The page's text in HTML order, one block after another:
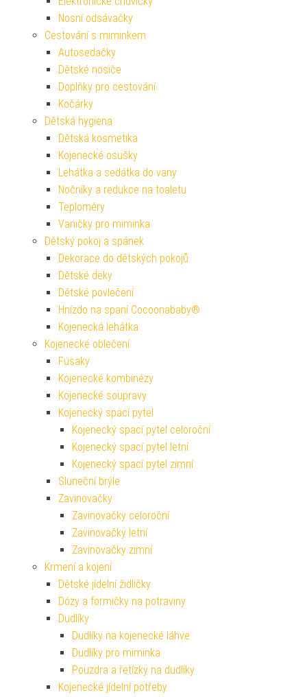
Nosní odsávačky
Cestování s miminkem
Autosedačky
Dětské nosiče
Doplňky pro cestování
Kočárky
Dětská hygiena
Dětská kosmetika
Kojenecké osušky
Lehátka a sedátka do vany
Nočníky a redukce na toaletu
Teploměry
Vaničky pro miminka
Dětský pokoj a spánek
Dekorace do dětských pokojů
Dětské deky
Dětské povlečení
Hnízdo na spaní Cocoonababy®
Kojenecká lehátka
Kojenecké oblečení
Fusaky
Kojenecké kombinézy
Kojenecké soupravy
Kojenecký spací pytel
Kojenecký spací pytel celoroční
Kojenecký spací pytel letní
Kojenecký spací pytel zimní
Sluneční brýle
Zavinovačky
Zavinovačky celoroční
Zavinovačky letní
Zavinovačky zimní
Krmení a kojení
Dětské jídelní židličky
Dózy a formičky na potraviny
Dudlíky
Dudlíky na kojenecké láhve
Dudlíky pro miminka
Pouzdra a řetízky na dudlíky
Kojenecké jídelní potřeby